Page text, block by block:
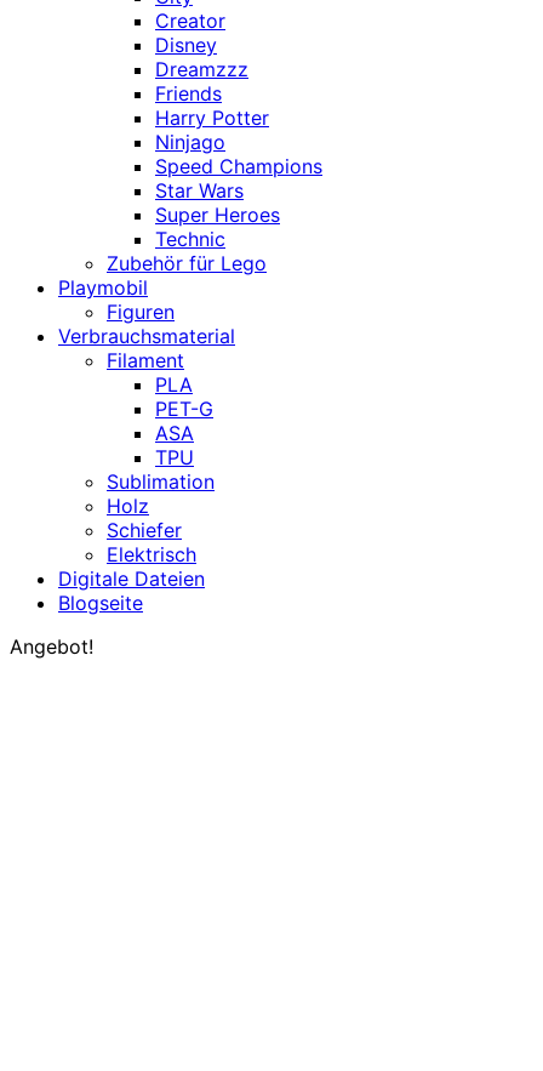
Creator
Disney
Dreamzzz
Friends
Harry Potter
Ninjago
Speed Champions
Star Wars
Super Heroes
Technic
Zubehör für Lego
Playmobil
Figuren
Verbrauchsmaterial
Filament
PLA
PET-G
ASA
TPU
Sublimation
Holz
Schiefer
Elektrisch
Digitale Dateien
Blogseite
Angebot!